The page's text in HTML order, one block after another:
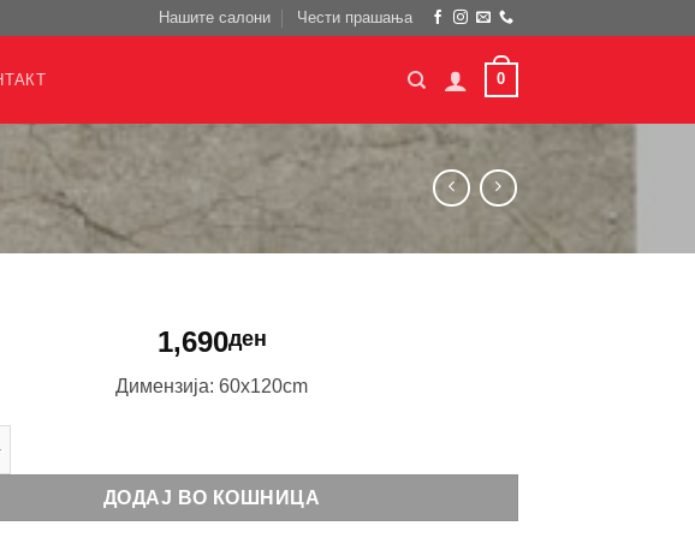
Нашите салони Чести прашања
0
1,690ден
Димензија: 60x120cm
количина
ДОДАЈ ВО КОШНИЦА